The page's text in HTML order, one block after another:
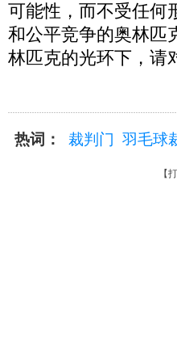
可能性，而不受任何
和公平竞争的奥林匹
林匹克的光环下，请
热词： 裁判门 羽毛球
【